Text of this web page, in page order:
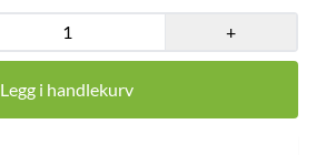
+
Legg i handlekurv